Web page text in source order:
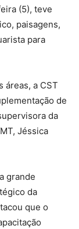
(5), teve
paisagens,
para
áreas, a CST
de
da
Jéssica
grande
da
que o